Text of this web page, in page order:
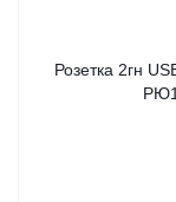
Розетка 2гн